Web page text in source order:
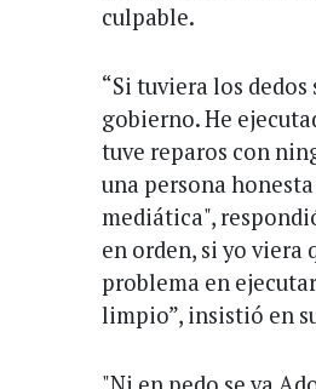
culpable.
“Si tuviera los dedos
gobierno. He
tuve reparos con
una persona
mediática",
en orden, si yo viera
problema en
limpio”, insistió en